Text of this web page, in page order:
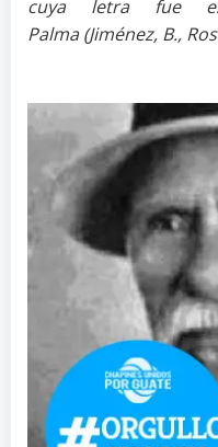
cuya letra fue
Palma (Jiménez, B.,